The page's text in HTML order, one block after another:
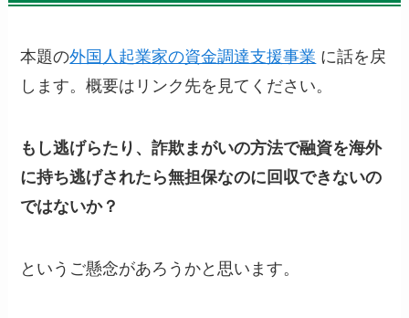
本題の外国人起業家の資金調達支援事業 に話を戻
します。概要はリンク先を見てください。
もし逃げらたり、詐欺まがいの方法で融資を海外
に持ち逃げされたら無担保なのに回収できないの
ではないか？
というご懸念があろうかと思います。